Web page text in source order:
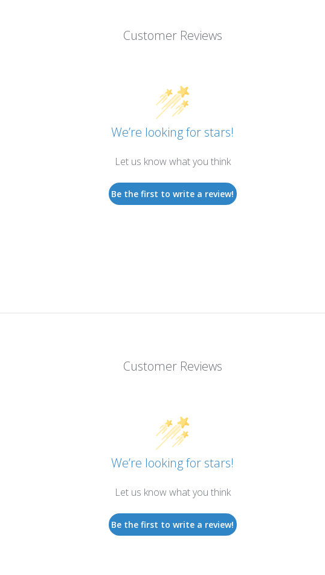
Customer Reviews
We’re looking for stars!
Let us know what you think
Be the first to write a review!
Customer Reviews
We’re looking for stars!
Let us know what you think
Be the first to write a review!